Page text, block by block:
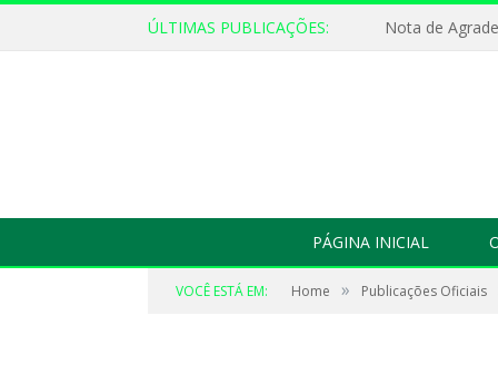
ÚLTIMAS PUBLICAÇÕES: Nota de
PÁGINA INICIAL
VOCÊ ESTÁ EM: Home » Publicações Oficiais